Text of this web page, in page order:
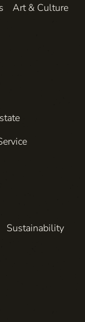
Art & Culture
Sustainability